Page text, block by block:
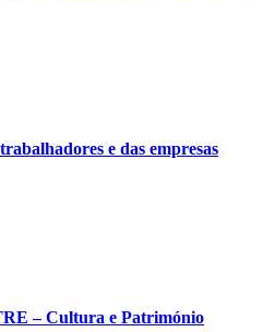
e das empresas
– Cultura e Património